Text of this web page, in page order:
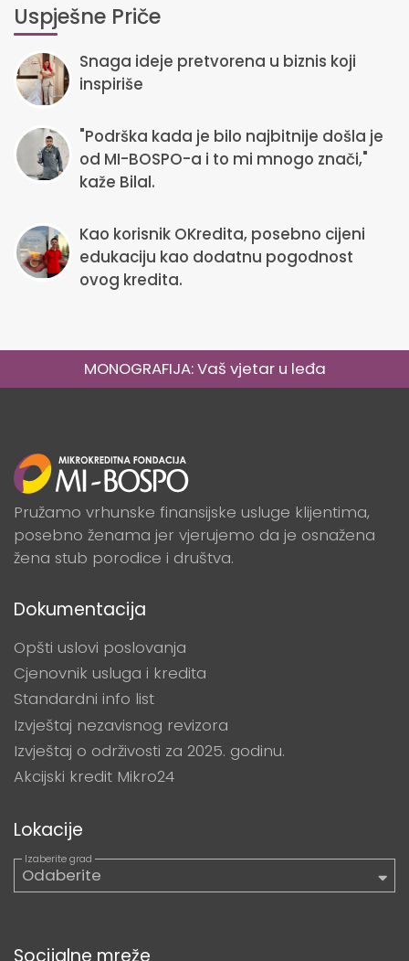
Uspješne Priče
Snaga ideje pretvorena u biznis koji
inspiriše
"Podrška kada je bilo najbitnije došla je
od MI-BOSPO-a i to mi mnogo znači,"
kaže Bilal.
Kao korisnik OKredita, posebno cijeni
edukaciju kao dodatnu pogodnost
ovog kredita.
MONOGRAFIJA: Vaš vjetar u leđa
Pružamo vrhunske finansijske usluge klijentima,
posebno ženama jer vjerujemo da je osnažena
žena stub porodice i društva.
Dokumentacija
Opšti uslovi poslovanja
Cjenovnik usluga i kredita
Standardni info list
Izvještaj nezavisnog revizora
Izvještaj o održivosti za 2025. godinu.
Akcijski kredit Mikro24
Lokacije
Socijalne mreže